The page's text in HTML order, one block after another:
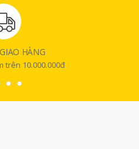
HÀNG
trên 10.000.000đ